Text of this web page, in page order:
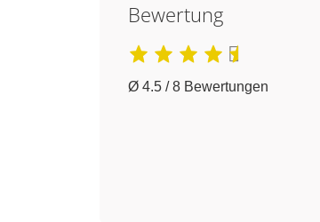
Bewertung
Ø 4.5 / 8 Bewertungen